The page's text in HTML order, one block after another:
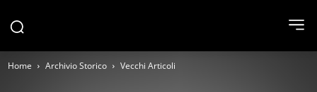
Home Archivio Storico Vecchi Articoli